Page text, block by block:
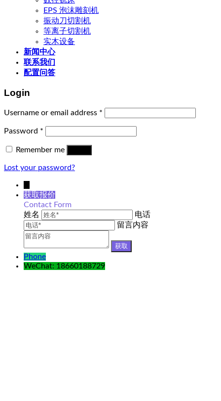
EPS 泡沫雕刻机
振动刀切割机
等离子切割机
实木设备
新闻中心
联系我们
配置问答
Login
Username or email address *
Password *
Remember me
Lost your password?
获取报价
Contact Form
姓名
电话
留言内容
Phone
WeChat: 18660188729